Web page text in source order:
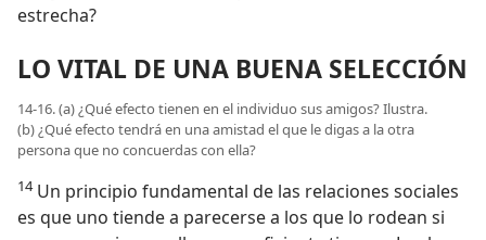
estrecha?
LO VITAL DE UNA BUENA SELECCIÓN
14-16. (a) ¿Qué efecto tienen en el individuo sus amigos? Ilustra.
(b) ¿Qué efecto tendrá en una amistad el que le digas a la otra
persona que no concuerdas con ella?
14Un principio fundamental de las relaciones sociales
es que uno tiende a parecerse a los que lo rodean si